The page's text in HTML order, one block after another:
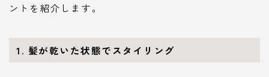
ントを紹介します。
1. 髪が乾いた状態でスタイリング